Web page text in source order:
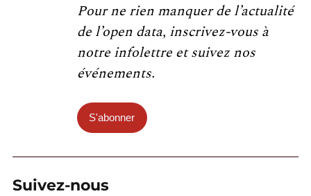
Pour ne rien manquer de l’actualité
de l’open data, inscrivez-vous à
notre infolettre et suivez nos
événements.
S'abonner
Suivez-nous